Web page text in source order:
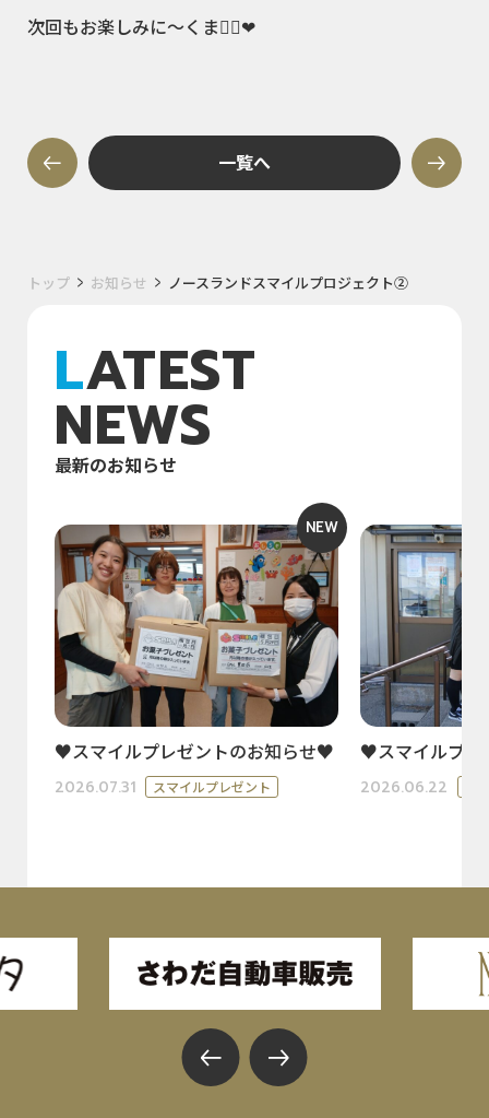
次回もお楽しみに～くま🙋‍♀️❤
一覧へ
トップ お知らせ ノースランドスマイルプロジェクト②
LATEST
NEWS
最新のお知らせ
NEW
♥スマイルプレゼントのお知らせ♥
2026.07.31 スマイルプレゼント
♥スマイルプ
2026.06.22